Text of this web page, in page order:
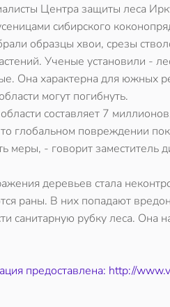
Центра защиты леса
сибирского
образцы хвои, срезы
Ученые установили -
Она характерна для южных
могут погибнуть.
составляет 7
глобальном повреждении
меры, - говорит заместитель
деревьев стала
раны. В них попадают
санитарную рубку леса. Она
предоставлена: http://